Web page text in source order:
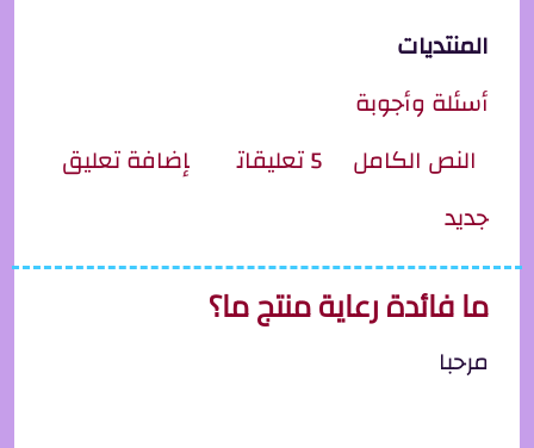
المنتديات
أسئلة وأجوبة
النص الكامل ِل دواء يحتوي فيروس الايدز
5 تعليقات
إضافة تعليق
جديد
ما فائدة رعاية منتج ما؟
مرحبا